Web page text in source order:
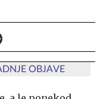
OBJAVE